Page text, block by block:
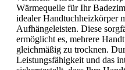
Wärmequelle für Ihr
idealer Handtuchheizkörper
Aufhängeleisten. Diese
ermöglicht es, mehrere
gleichmäßig zu trocknen.
Leistungsfähigkeit und das